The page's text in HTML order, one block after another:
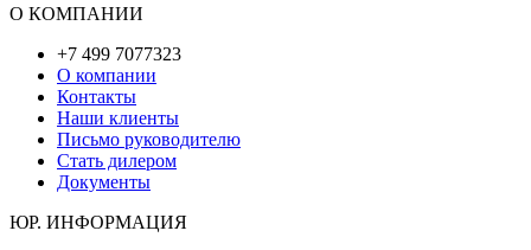
О КОМПАНИИ
+7 499 7077323
О компании
Контакты
Наши клиенты
Письмо руководителю
Стать дилером
Документы
ЮР. ИНФОРМАЦИЯ